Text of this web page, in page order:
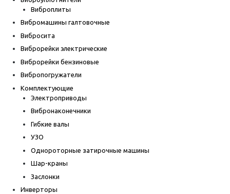
Виброплиты
Вибромашины галтовочные
Вибросита
Виброрейки электрические
Виброрейки бензиновые
Вибропогружатели
Комплектующие
Электроприводы
Вибронаконечники
Гибкие валы
УЗО
Однороторные затирочные машины
Шар-краны
Заслонки
Инверторы